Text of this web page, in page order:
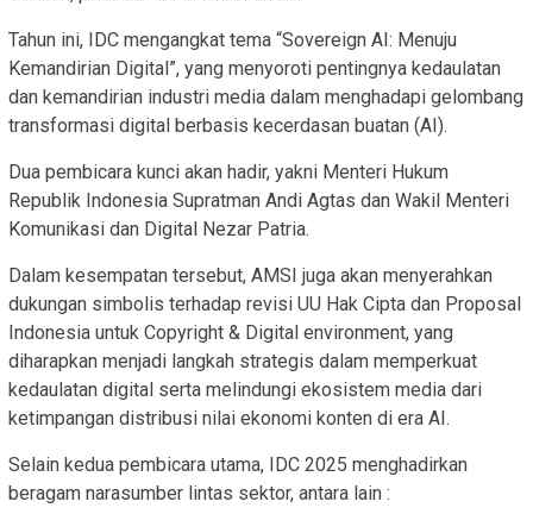
Tahun ini, IDC mengangkat tema “Sovereign AI: Menuju
Kemandirian Digital”, yang menyoroti pentingnya kedaulatan
dan kemandirian industri media dalam menghadapi gelombang
transformasi digital berbasis kecerdasan buatan (AI).
Dua pembicara kunci akan hadir, yakni Menteri Hukum
Republik Indonesia Supratman Andi Agtas dan Wakil Menteri
Komunikasi dan Digital Nezar Patria.
Dalam kesempatan tersebut, AMSI juga akan menyerahkan
dukungan simbolis terhadap revisi UU Hak Cipta dan Proposal
Indonesia untuk Copyright & Digital environment, yang
diharapkan menjadi langkah strategis dalam memperkuat
kedaulatan digital serta melindungi ekosistem media dari
ketimpangan distribusi nilai ekonomi konten di era AI.
Selain kedua pembicara utama, IDC 2025 menghadirkan
beragam narasumber lintas sektor, antara lain :